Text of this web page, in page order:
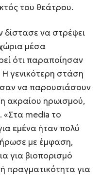
του θεάτρου.
δίστασε να στρέψει
μέσα
ότι παραποίησαν
Η γενικότερη στάση
να παρουσιάσουν
ακραίου ηρωισμού,
«Στα media το
εμένα ήταν πολύ
με έμφαση,
για βιοπορισμό
πραγματικότητα για